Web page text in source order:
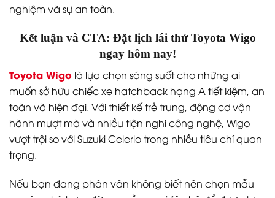
nghiệm và sự an toàn.
Kết luận và CTA: Đặt lịch lái thử Toyota Wigo
ngay hôm nay!
Toyota Wigo là lựa chọn sáng suốt cho những ai
muốn sở hữu chiếc xe hatchback hạng A tiết kiệm, an
toàn và hiện đại. Với thiết kế trẻ trung, động cơ vận
hành mượt mà và nhiều tiện nghi công nghệ, Wigo
vượt trội so với Suzuki Celerio trong nhiều tiêu chí quan
trọng.
Nếu bạn đang phân vân không biết nên chọn mẫu